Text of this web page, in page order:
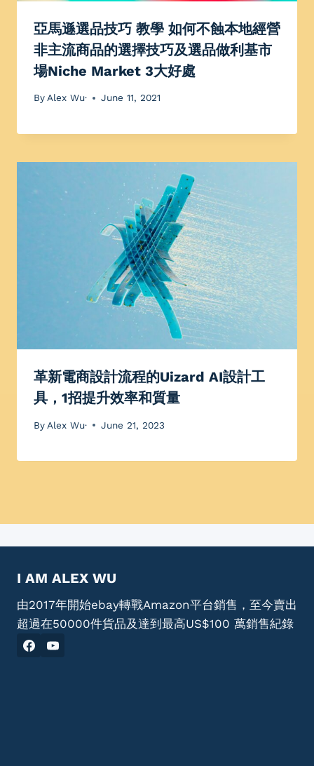
亞馬遜選品技巧 教學 如何不蝕本地經營
非主流商品的選擇技巧及選品做利基市
場Niche Market 3大好處
ByAlex Wu· June 11, 2021
革新電商設計流程的Uizard AI設計工
具，1招提升效率和質量
By Alex Wu· June 21, 2023
I AM ALEX WU
由2017年開始ebay轉戰Amazon平台銷售，至今賣出
超過在50000件貨品及達到最高US$100 萬銷售紀錄